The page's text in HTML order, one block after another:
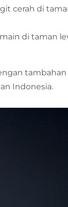
cerah di
di taman
Indonesia.